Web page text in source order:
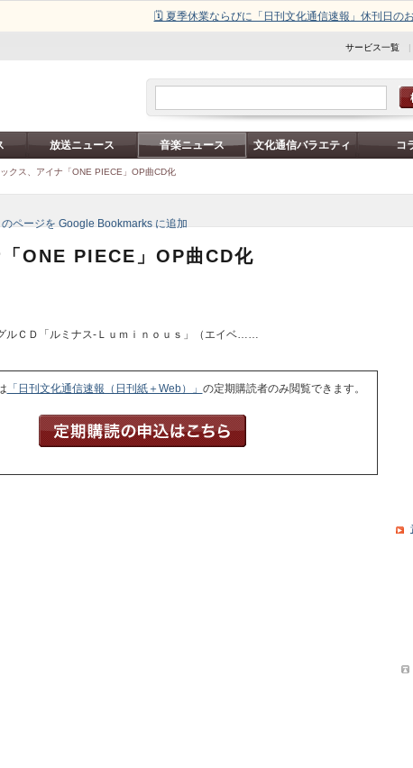
🗓️ 夏季休業ならびに「日刊文化通信速報」休刊日の
サービス一覧
放送ニュース 音楽ニュース 文化通信バラエティ コ
クス、アイナ「ONE PIECE」OP曲CD化
ONE PIECE」OP曲CD化
ルＣＤ「ルミナス‐Ｌｕｍｉｎｏｕｓ」（エイベ……
「日刊文化通信速報（日刊紙＋Web）」 の定期購読者のみ閲覧できます。